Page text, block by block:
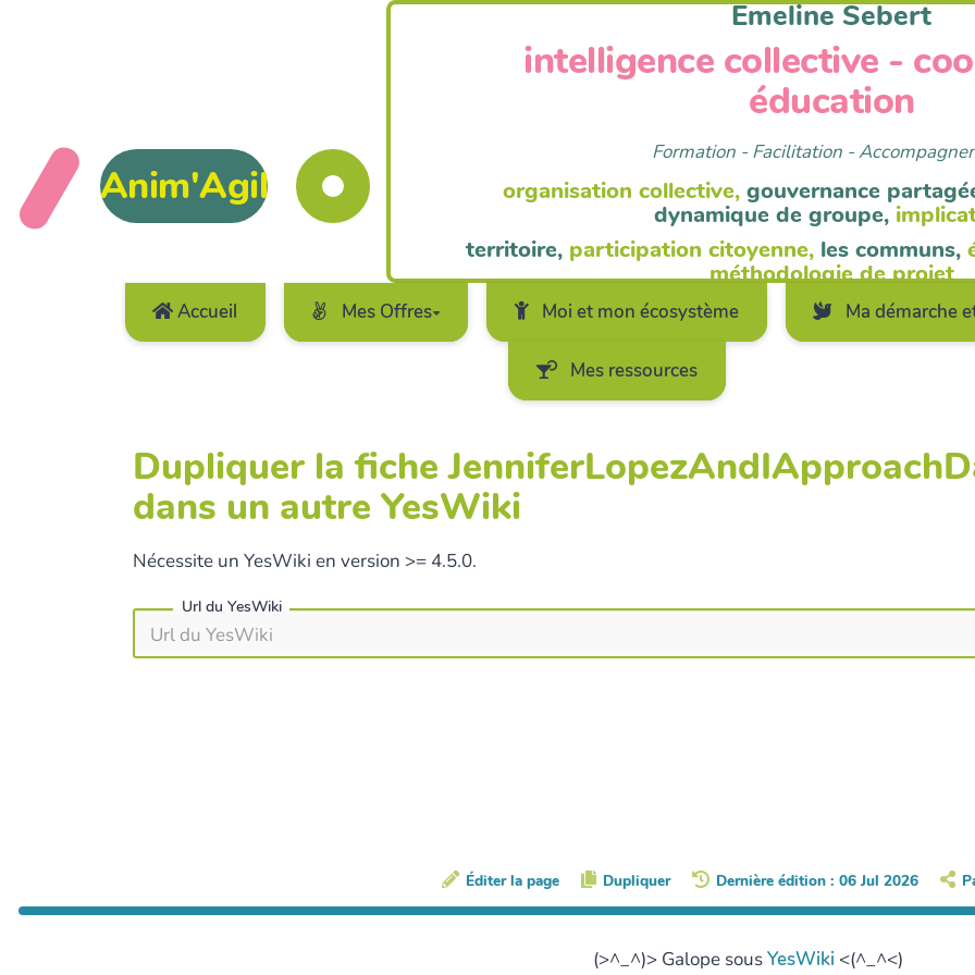
Accueil Mes Offres Moi et mon écosystème Ma démarche
Mes ressources
Anim'Agil
Emeline Sebert
intelligence collective -
éducation
Formation - Facilitation -
organisation collective, gouvernance
dynamique de groupe,
territoire, participation citoyenne, les communs,
méthodologie de projet
Dupliquer la fiche
dans un autre YesWiki
Nécessite un YesWiki en version >= 4.5.0.
Url du YesWiki
Éditer la page Dupliquer Dernière édition : 06 Jul 2026
(>^_^)> Galope sousYesWiki <(^_^<)